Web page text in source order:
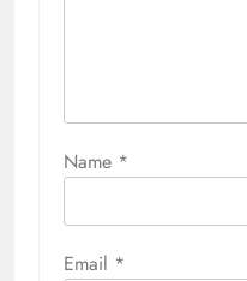
Name *
Email *